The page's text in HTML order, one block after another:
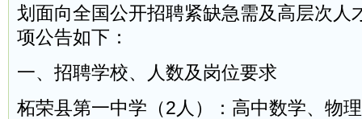
划面向全国公开招聘紧缺急需及高层次人
项公告如下：
一、招聘学校、人数及岗位要求
柘荣县第一中学（2人）：高中数学、物